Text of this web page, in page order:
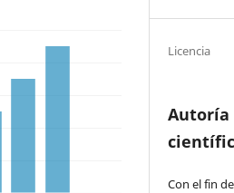
Licencia
Autoría
Con el fin